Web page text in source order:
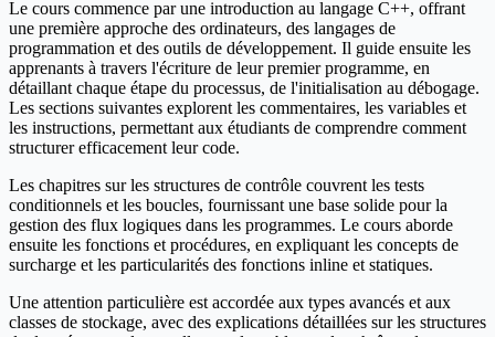
Le cours commence par une introduction au langage C++, offrant
une première approche des ordinateurs, des langages de
programmation et des outils de développement. Il guide ensuite les
apprenants à travers l'écriture de leur premier programme, en
détaillant chaque étape du processus, de l'initialisation au débogage.
Les sections suivantes explorent les commentaires, les variables et
les instructions, permettant aux étudiants de comprendre comment
structurer efficacement leur code.
Les chapitres sur les structures de contrôle couvrent les tests
conditionnels et les boucles, fournissant une base solide pour la
gestion des flux logiques dans les programmes. Le cours aborde
ensuite les fonctions et procédures, en expliquant les concepts de
surcharge et les particularités des fonctions inline et statiques.
Une attention particulière est accordée aux types avancés et aux
classes de stockage, avec des explications détaillées sur les structures